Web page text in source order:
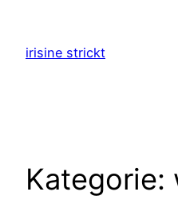
springen
irisine strickt
Kategorie: